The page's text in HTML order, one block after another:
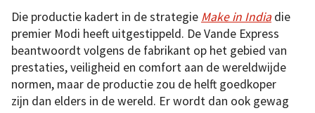
Die productie kadert in de strategie Make in India die
premier Modi heeft uitgestippeld. De Vande Express
beantwoordt volgens de fabrikant op het gebied van
prestaties, veiligheid en comfort aan de wereldwijde
normen, maar de productie zou de helft goedkoper
zijn dan elders in de wereld. Er wordt dan ook gewag